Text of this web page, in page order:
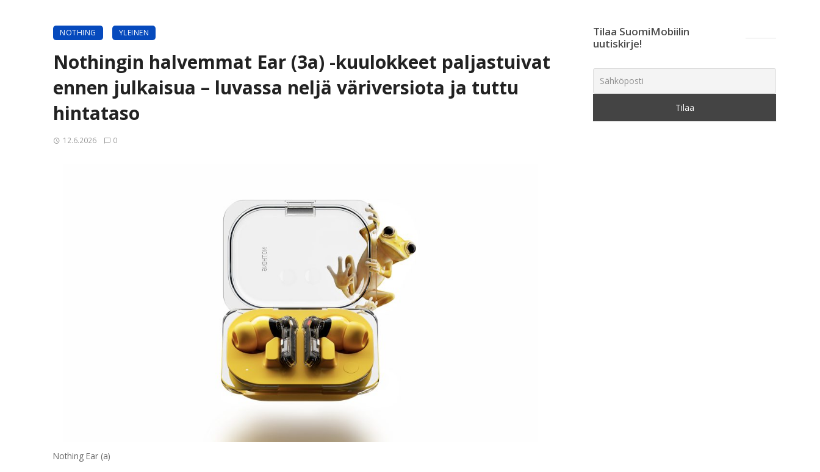
NOTHING YLEINEN
Nothingin halvemmat Ear (3a) -kuulokkeet paljastuivat
ennen julkaisua – luvassa neljä väriversiota ja tuttu
hintataso
12.6.2026 0
Nothing Ear (a)
Tilaa SuomiMobiilin
uutiskirje!